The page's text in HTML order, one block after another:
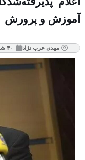
آموزش و پرورش
مهدی عرب نژاد ۳۰ شهریور ۱۴۰۲